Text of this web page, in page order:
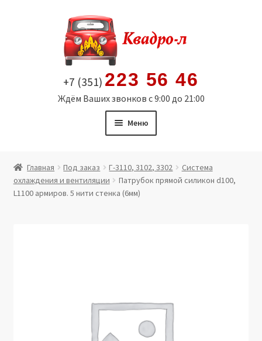
содержимому
+7 (351) 223 56 46
Ждём Ваших звонков с 9:00 до 21:00
Меню
Витрина
Главная Под заказ Г-3110, 3102, 3302
Система
охлаждения и вентиляции
Патрубок прямой силикон d100,
L1100 армиров. 5 нити стенка (6мм)